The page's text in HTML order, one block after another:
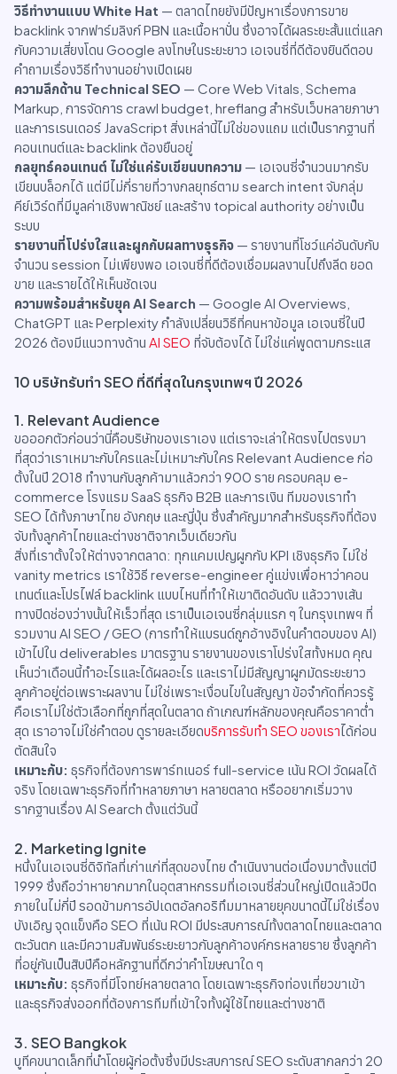
วิธีทำงานแบบ White Hat — ตลาดไทยยังมีปัญหาเรื่องการขาย
backlink จากฟาร์มลิงก์ PBN และเนื้อหาปั่น ซึ่งอาจได้ผลระยะสั้นแต่แลก
กับความเสี่ยงโดน Google ลงโทษในระยะยาว เอเจนซี่ที่ดีต้องยินดีตอบ
คำถามเรื่องวิธีทำงานอย่างเปิดเผย
ความลึกด้าน Technical SEO — Core Web Vitals, Schema
Markup, การจัดการ crawl budget, hreflang สำหรับเว็บหลายภาษา
และการเรนเดอร์ JavaScript สิ่งเหล่านี้ไม่ใช่ของแถม แต่เป็นรากฐานที่
คอนเทนต์และ backlink ต้องยืนอยู่
กลยุทธ์คอนเทนต์ ไม่ใช่แค่รับเขียนบทความ — เอเจนซี่จำนวนมากรับ
เขียนบล็อกได้ แต่มีไม่กี่รายที่วางกลยุทธ์ตาม search intent จับกลุ่ม
คีย์เวิร์ดที่มีมูลค่าเชิงพาณิชย์ และสร้าง topical authority อย่างเป็น
ระบบ
รายงานที่โปร่งใสและผูกกับผลทางธุรกิจ — รายงานที่โชว์แค่อันดับกับ
จำนวน session ไม่เพียงพอ เอเจนซี่ที่ดีต้องเชื่อมผลงานไปถึงลีด ยอด
ขาย และรายได้ให้เห็นชัดเจน
ความพร้อมสำหรับยุค AI Search — Google AI Overviews,
ChatGPT และ Perplexity กำลังเปลี่ยนวิธีที่คนหาข้อมูล เอเจนซี่ในปี
2026 ต้องมีแนวทางด้าน AI SEO ที่จับต้องได้ ไม่ใช่แค่พูดตามกระแส
10 บริษัทรับทำ SEO ที่ดีที่สุดในกรุงเทพฯ ปี 2026
1. Relevant Audience
ขอออกตัวก่อนว่านี่คือบริษัทของเราเอง แต่เราจะเล่าให้ตรงไปตรงมา
ที่สุดว่าเราเหมาะกับใครและไม่เหมาะกับใคร Relevant Audience ก่อ
ตั้งในปี 2018 ทำงานกับลูกค้ามาแล้วกว่า 900 ราย ครอบคลุม e-
commerce โรงแรม SaaS ธุรกิจ B2B และการเงิน ทีมของเราทำ
SEO ได้ทั้งภาษาไทย อังกฤษ และญี่ปุ่น ซึ่งสำคัญมากสำหรับธุรกิจที่ต้อง
จับทั้งลูกค้าไทยและต่างชาติจากเว็บเดียวกัน
สิ่งที่เราตั้งใจให้ต่างจากตลาด: ทุกแคมเปญผูกกับ KPI เชิงธุรกิจ ไม่ใช่
vanity metrics เราใช้วิธี reverse-engineer คู่แข่งเพื่อหาว่าคอน
เทนต์และโปรไฟล์ backlink แบบไหนที่ทำให้เขาติดอันดับ แล้ววางเส้น
ทางปิดช่องว่างนั้นให้เร็วที่สุด เราเป็นเอเจนซี่กลุ่มแรก ๆ ในกรุงเทพฯ ที่
รวมงาน AI SEO / GEO (การทำให้แบรนด์ถูกอ้างอิงในคำตอบของ AI)
เข้าไปใน deliverables มาตรฐาน รายงานของเราโปร่งใสทั้งหมด คุณ
เห็นว่าเดือนนี้ทำอะไรและได้ผลอะไร และเราไม่มีสัญญาผูกมัดระยะยาว
ลูกค้าอยู่ต่อเพราะผลงาน ไม่ใช่เพราะเงื่อนไขในสัญญา ข้อจำกัดที่ควรรู้
คือเราไม่ใช่ตัวเลือกที่ถูกที่สุดในตลาด ถ้าเกณฑ์หลักของคุณคือราคาต่ำ
สุด เราอาจไม่ใช่คำตอบ ดูรายละเอียดบริการรับทำ SEO ของเราได้ก่อน
ตัดสินใจ
เหมาะกับ: ธุรกิจที่ต้องการพาร์ทเนอร์ full-service เน้น ROI วัดผลได้
จริง โดยเฉพาะธุรกิจที่ทำหลายภาษา หลายตลาด หรืออยากเริ่มวาง
รากฐานเรื่อง AI Search ตั้งแต่วันนี้
2. Marketing Ignite
หนึ่งในเอเจนซี่ดิจิทัลที่เก่าแก่ที่สุดของไทย ดำเนินงานต่อเนื่องมาตั้งแต่ปี
1999 ซึ่งถือว่าหายากมากในอุตสาหกรรมที่เอเจนซี่ส่วนใหญ่เปิดแล้วปิด
ภายในไม่กี่ปี รอดข้ามการอัปเดตอัลกอริทึมมาหลายยุคขนาดนี้ไม่ใช่เรื่อง
บังเอิญ จุดแข็งคือ SEO ที่เน้น ROI มีประสบการณ์ทั้งตลาดไทยและตลาด
ตะวันตก และมีความสัมพันธ์ระยะยาวกับลูกค้าองค์กรหลายราย ซึ่งลูกค้า
ที่อยู่กันเป็นสิบปีคือหลักฐานที่ดีกว่าคำโฆษณาใด ๆ
เหมาะกับ: ธุรกิจที่มีโจทย์หลายตลาด โดยเฉพาะธุรกิจท่องเที่ยวขาเข้า
และธุรกิจส่งออกที่ต้องการทีมที่เข้าใจทั้งผู้ใช้ไทยและต่างชาติ
3. SEO Bangkok
บูทีคขนาดเล็กที่นำโดยผู้ก่อตั้งซึ่งมีประสบการณ์ SEO ระดับสากลกว่า 20